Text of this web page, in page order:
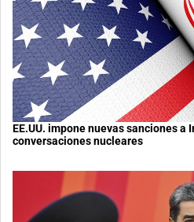
EE.UU. impone nuevas sanciones a
conversaciones nucleares